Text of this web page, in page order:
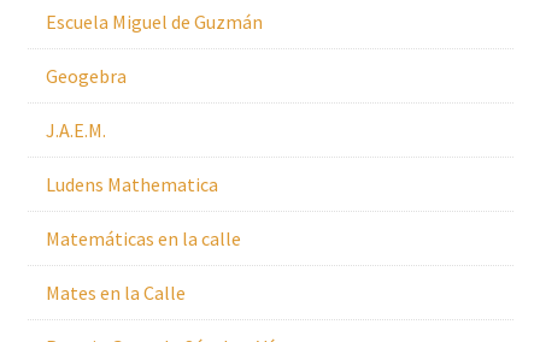
Escuela Miguel de Guzmán
Geogebra
J.A.E.M.
Ludens Mathematica
Matemáticas en la calle
Mates en la Calle